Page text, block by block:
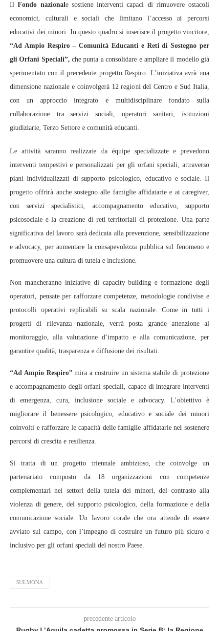
Il Fondo nazional e sostiene interventi capaci di rimuovere ostacoli
economici, culturali e sociali che limitano l’accesso ai percorsi
educativi dei minori. In questo quadro si inserisce il progetto vincitore,
“Ad Ampio Respiro – Comunità Educanti e Reti di Sostegno per
gli Orfani Speciali”, che punta a consolidare e ampliare il modello già
sperimentato con il precedente progetto Respiro. L’iniziativa avrà una
dimensione nazionale e coinvolgerà 12 regioni del Centro e Sud Italia,
con un approccio integrato e multidisciplinare fondato sulla
collaborazione tra servizi sociali, operatori sanitari, istituzioni
giudiziarie, Terzo Settore e comunità educanti.
Le attività saranno realizzate da équipe specializzate e prevedono
interventi tempestivi e personalizzati per gli orfani speciali, attraverso
piani individualizzati di supporto psicologico, educativo e sociale. Il
progetto offrirà anche sostegno alle famiglie affidatarie e ai caregiver,
con servizi specialistici, accompagnamento educativo, supporto
psicosociale e la creazione di reti territoriali di protezione. Una parte
significativa del lavoro sarà dedicata alla prevenzione, sensibilizzazione
e advocacy, per aumentare la consapevolezza pubblica sul fenomeno e
promuovere una cultura di tutela e inclusione.
Non mancheranno iniziative di capacity building e formazione degli
operatori, pensate per rafforzare competenze, metodologie condivise e
protocolli operativi replicabili su scala nazionale. Come in tutti i
progetti di rilevanza nazionale, verrà posta grande attenzione al
monitoraggio, alla valutazione d’impatto e alla comunicazione, per
garantire qualità, trasparenza e diffusione dei risultati.
“Ad Ampio Respiro”mira a costruire un sistema stabile di protezione
e accompagnamento degli orfani speciali, capace di integrare interventi
di emergenza, cura, inclusione sociale e advocacy. L’obiettivo è
migliorare il benessere psicologico, educativo e sociale dei minori
coinvolti e rafforzare le capacità delle famiglie affidatarie nel sostenere
percorsi di crescita e resilienza.
Si tratta di un progetto triennale ambizioso, che coinvolge un
partenariato composto da 18 organizzazioni con competenze
complementari nei settori della tutela dei minori, del contrasto alla
violenza di genere, del supporto psicologico, della formazione e della
comunicazione sociale. Un lavoro corale che ora attende di essere
avviato sul campo, con l’impegno di costruire un futuro più sicuro e
inclusivo per gli orfani speciali del nostro Paese.
SULMONA
precedente articolo